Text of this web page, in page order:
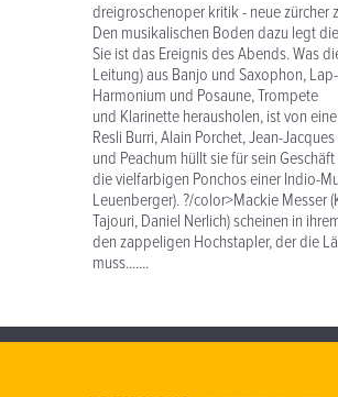
dreigroschenoper kritik - neue zürcher
Den musikalischen Boden dazu legt
Sie ist das Ereignis des Abends. Was
Leitung) aus Banjo und Saxophon,
Harmonium und Posaune, Trompete
und Klarinette herausholen, ist von
Resli Burri, Alain Porchet, Jean-
und Peachum hüllt sie für sein
die vielfarbigen Ponchos einer Indio-
Leuenberger). ?/color>Mackie Messer
Tajouri, Daniel Nerlich) scheinen in
den zappeligen Hochstapler, der die
muss.......